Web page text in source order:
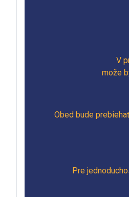
V
može
Obed bude
Pre